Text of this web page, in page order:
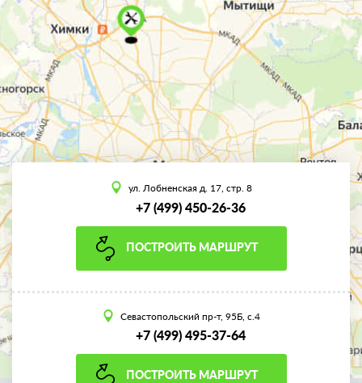
ул. Лобненская д. 17, стр. 8
+7 (499) 450-26-36
ПОСТРОИТЬ МАРШРУТ
Севастопольский пр-т, 95Б, с.4
+7 (499) 495-37-64
ПОСТРОИТЬ МАРШРУТ